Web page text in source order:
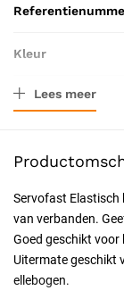
Kleur
Afmeting
Probleem
Resorbeerbaar
Lees meer
Servofast
van verbanden.
Goed geschikt
Uitermate geschikt
ellebogen.